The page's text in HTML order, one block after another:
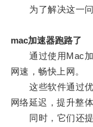
为了解决这一问
mac加速器跑路了
通过使用Mac加
网速，畅快上网。
这些软件通过优
网络延迟，提升整
同时，它们还提